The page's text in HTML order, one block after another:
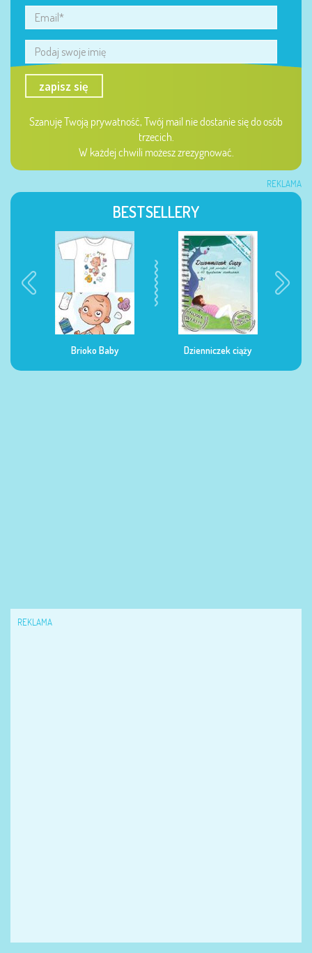
zapisz się
Szanuję Twoją prywatność, Twój mail nie dostanie się do osób
trzecich.
W każdej chwili możesz zrezygnować.
REKLAMA
BESTSELLERY
Dzienniczek ciąży Dzienniczek żywienia
REKLAMA